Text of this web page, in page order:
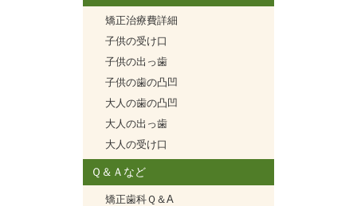
矯正治療費詳細
子供の受け口
子供の出っ歯
子供の歯の凸凹
大人の歯の凸凹
大人の出っ歯
大人の受け口
Ｑ＆Ａなど
矯正歯科Ｑ＆A